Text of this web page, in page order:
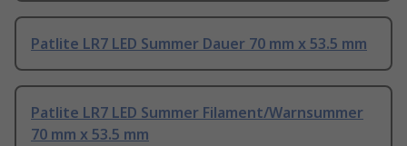
Patlite LR7 LED Summer Dauer 70 mm x 53.5 mm
Patlite LR7 LED Summer Filament/Warnsummer
70 mm x 53.5 mm